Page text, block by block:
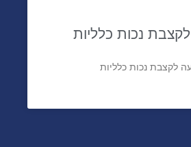
נכות כלליות
לקצבת נכות כלליות